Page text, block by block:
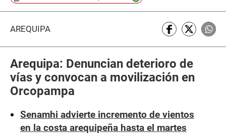
AREQUIPA
Arequipa: Denuncian deterioro de
vías y convocan a movilización en
Orcopampa
Senamhi advierte incremento de vientos
en la costa arequipeña hasta el martes